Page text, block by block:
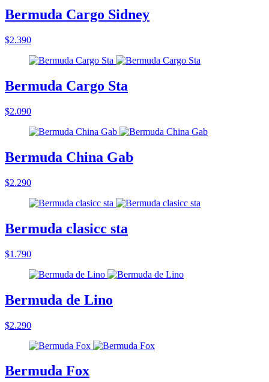
Bermuda Cargo Sidney
$2.390
Bermuda Cargo Sta
$2.090
Bermuda China Gab
$2.290
Bermuda clasicc sta
$1.790
Bermuda de Lino
$2.290
Bermuda Fox